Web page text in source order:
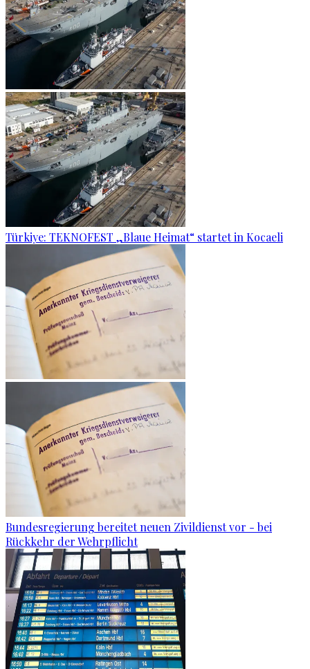
Türkiye: TEKNOFEST „Blaue Heimat“ startet in Kocaeli
Bundesregierung bereitet neuen Zivildienst vor - bei
Rückkehr der Wehrpflicht